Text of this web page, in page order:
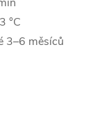
°C
3–6 měsíců